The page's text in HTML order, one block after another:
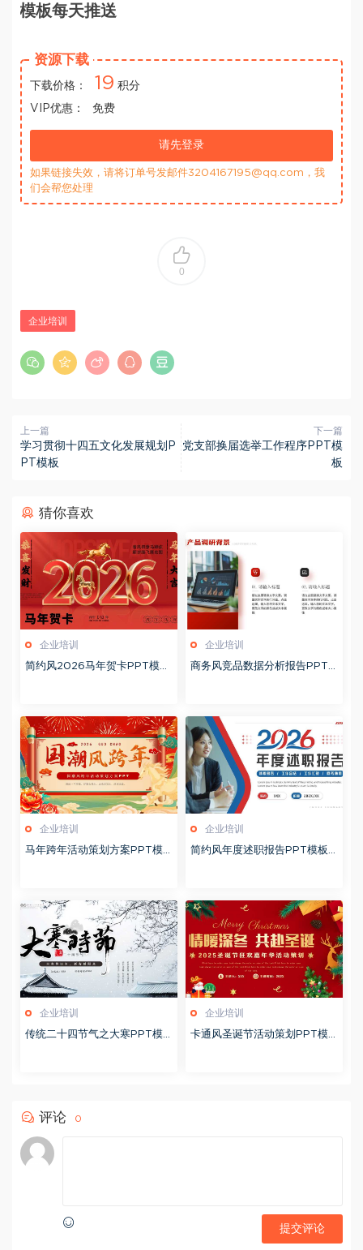
模板每天推送
资源下载
下载价格： 19 积分
VIP优惠：
免费
请先登录
如果链接失效，请将订单号发邮件3204167195@qq.com，我
们会帮您处理
0
企业培训
上一篇
学习贯彻十四五文化发展规划P
PT模板
下一篇
党支部换届选举工作程序PPT模
板
猜你喜欢
企业培训
简约风2026马年贺卡PPT模板
企业培训
商务风竞品数据分析报告PPT
企业培训
马年跨年活动策划方案PPT模
企业培训
简约风年度述职报告PPT模板2
企业培训
传统二十四节气之大寒PPT模
企业培训
卡通风圣诞节活动策划PPT模
评论 0
提交评论